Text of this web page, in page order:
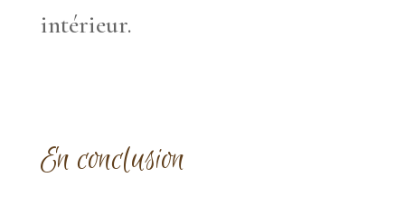
intérieur.
En conclusion